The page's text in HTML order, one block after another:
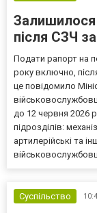
Залишилося
після СЗЧ
Подати рапорт на
року включно,
це повідомило
до 12 червня 2026
підрозділів:
артилерійські та
Суспільство